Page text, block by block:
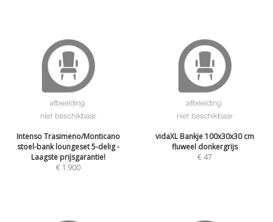
Intenso Trasimeno/Monticano
stoel-bank loungeset 5-delig -
Laagste prijsgarantie!
€ 1.900
vidaXL Bankje 100x30x30 cm
fluweel donkergrijs
€47